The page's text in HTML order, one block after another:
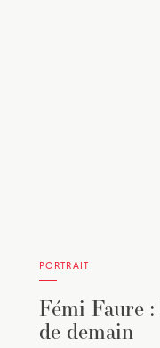
PORTRAIT
Fémi Faure :
de demain